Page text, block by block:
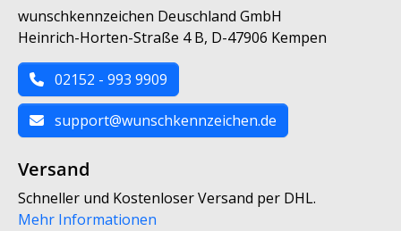
wunschkennzeichen Deuschland GmbH
Heinrich-Horten-Straße 4 B, D-47906 Kempen
02152 - 993 9909
support@wunschkennzeichen.de
Versand
Schneller und Kostenloser Versand per DHL.
Mehr Informationen